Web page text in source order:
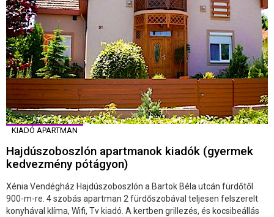
KIADÓ APARTMAN
Hajdúszoboszlón apartmanok kiadók (gyermek
kedvezmény pótágyon)
Xénia Vendégház Hajdúszoboszlón a Bartok Béla utcán fürdőtől
900-m-re. 4 szobás apartman 2 fürdőszobával teljesen felszerelt
konyhával klíma, Wifi, Tv kiadó. A kertben grillezés, és kocsibeállás